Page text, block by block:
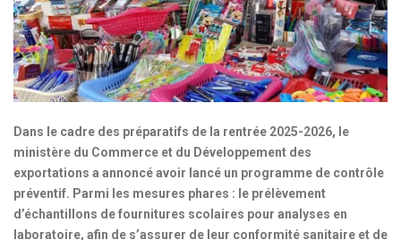
Dans le cadre des préparatifs de la rentrée 2025-2026, le
ministère du Commerce et du Développement des
exportations a annoncé avoir lancé un programme de contrôle
préventif. Parmi les mesures phares : le prélèvement
d’échantillons de fournitures scolaires pour analyses en
laboratoire, afin de s’assurer de leur conformité sanitaire et de